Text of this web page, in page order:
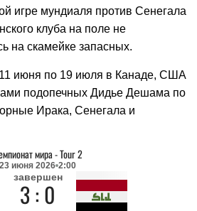
игре мундиаля против Сенегала
клуба на поле не
на скамейке запасных.
июня по 19 июля в Канаде, США
подопечных Дидье Дешама по
Ирака, Сенегала и
мира-Tour 2
23 июня 2026 2:00
завершен
3 : 0